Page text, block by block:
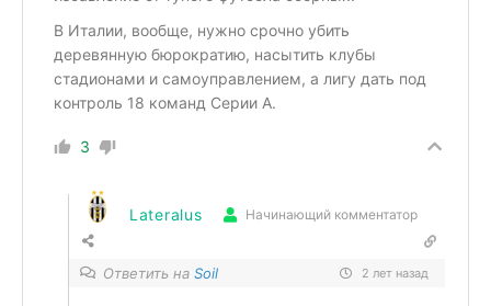
В Италии, вообще, нужно срочно убить
деревянную бюрократию, насытить клубы
стадионами и самоуправлением, а лигу дать под
контроль 18 команд Серии А.
3
Lateralus Начинающий комментатор
Ответить на Soil 2 лет назад